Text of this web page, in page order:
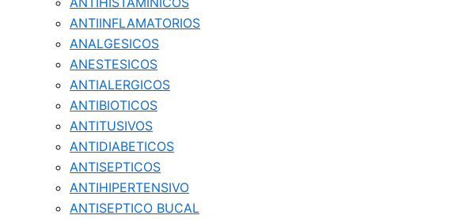
ANTIINFLAMATORIOS
ANALGESICOS
ANESTESICOS
ANTIALERGICOS
ANTIBIOTICOS
ANTITUSIVOS
ANTIDIABETICOS
ANTISEPTICOS
ANTIHIPERTENSIVO
ANTISEPTICO BUCAL